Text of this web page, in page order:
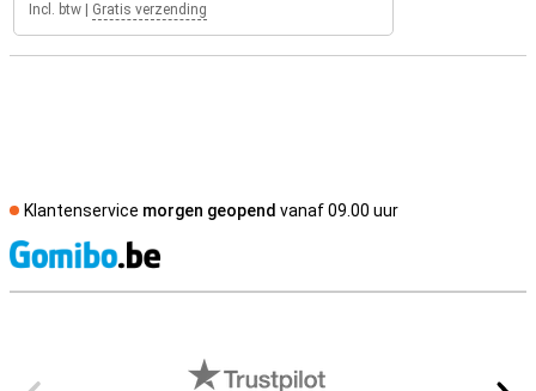
Incl. btw Gratis verzending
Klantenservice morgen geopend vanaf 09.00 uur